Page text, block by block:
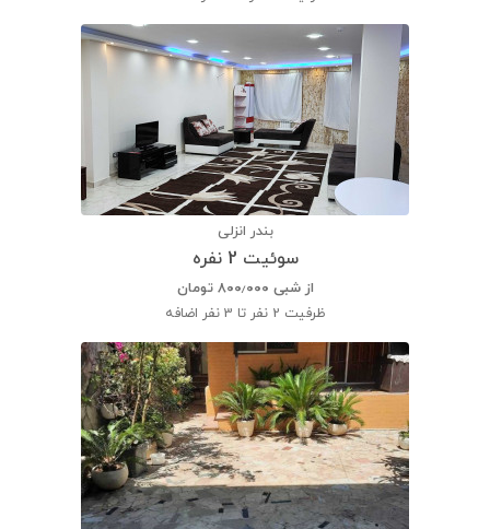
بندر انزلی
سوئیت 2 نفره
از شبی ۸۰۰٫۰۰۰ تومان
ظرفیت 2 نفر تا 3 نفر اضافه